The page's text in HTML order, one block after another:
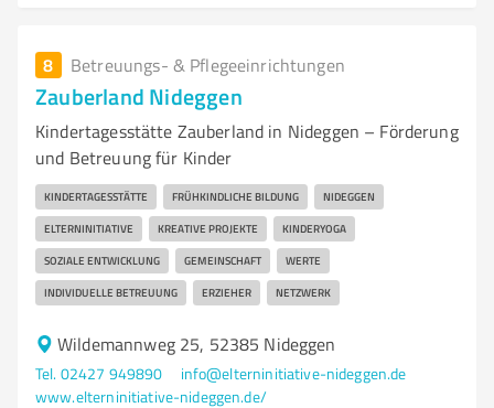
8 Betreuungs- & Pflegeeinrichtungen
Zauberland Nideggen
Kindertagesstätte Zauberland in Nideggen – Förderung
und Betreuung für Kinder
KINDERTAGESSTÄTTE FRÜHKINDLICHE BILDUNG NIDEGGEN
ELTERNINITIATIVE KREATIVE PROJEKTE KINDERYOGA
SOZIALE ENTWICKLUNG GEMEINSCHAFT WERTE
INDIVIDUELLE BETREUUNG ERZIEHER NETZWERK
Wildemannweg 25, 52385 Nideggen
Tel. 02427 949890
info@elterninitiative-nideggen.de
www.elterninitiative-nideggen.de/